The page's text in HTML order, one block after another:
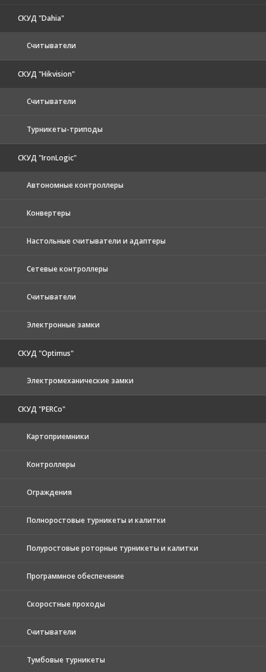
СКУД "Dahia"
Считыватели
СКУД "Hikvision"
Считыватели
Турникеты-триподы
СКУД "IronLogic"
Автономные контроллеры
Конвертеры
Настольные считыватели и адаптеры
Сетевые контроллеры
Считыватели
Электронные замки
СКУД "Optimus"
Электромеханические замки
СКУД "PERCo"
Картоприемники
Контроллеры
Ограждения
Полноростовые турникеты и калитки
Полуростовые роторные турникеты и калитки
Программное обеспечение
Скоростные проходы
Считыватели
Тумбовые турникеты